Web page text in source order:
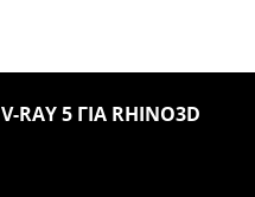
V-RAY 5 ΓΙΑ RHINO3D